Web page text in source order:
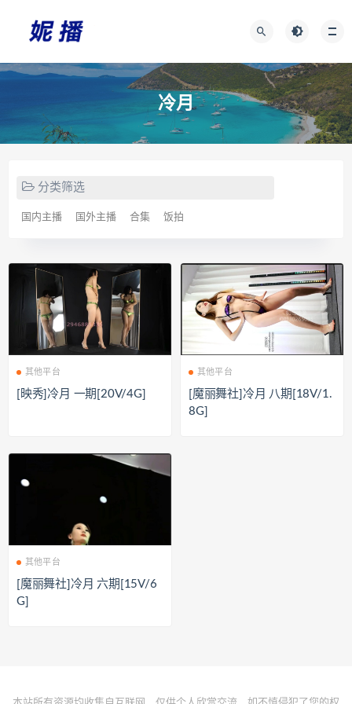
冷月
分类筛选
国内主播 国外主播 合集 饭拍
其他平台
[映秀]冷月 一期[20V/4G]
其他平台
[魔丽舞社]冷月 八期[18V/1.
8G]
其他平台
[魔丽舞社]冷月 六期[15V/6
G]